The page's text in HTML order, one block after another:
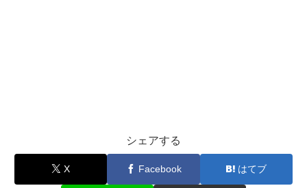
シェアする
X Facebook はてブ